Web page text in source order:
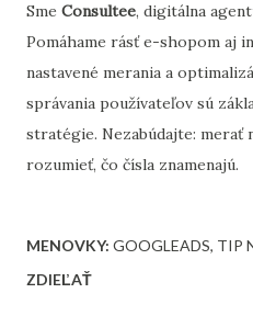
Sme Consultee, digitálna
Pomáhame rásť e-shopom aj
nastavené merania a
správania používateľov sú
stratégie. Nezabúdajte: merať
rozumieť, čo čísla znamenajú.
MENOVKY: GOOGLEADS TIP
ZDIEĽAŤ